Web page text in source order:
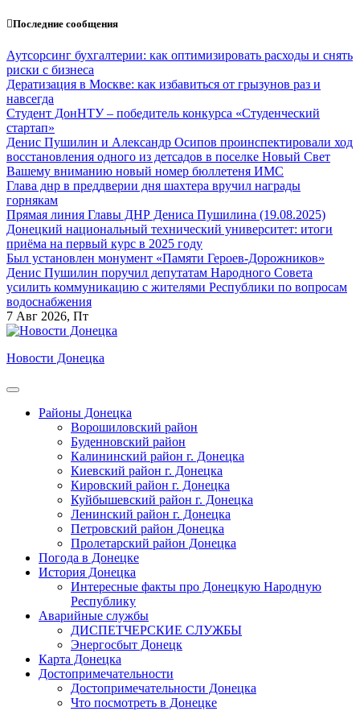
Перейти
содержанию
Последние сообщения
Аутсорсинг бухгалтерии: как оптимизировать расходы и снять
риски с бизнеса
Дератизация в Москве: как избавиться от грызунов раз и
навсегда
Студент ДонНТУ – победитель конкурса «Студенческий
стартап»
Денис Пушилин и Александр Осипов проинспектировали ход
восстановления одного из детсадов в поселке Новый Свет
Вашему вниманию новый номер бюллетеня ИМС
Глава днр в преддверии дня шахтера вручил награды
горнякам
Прямая линия Главы ДНР Дениса Пушилина (19.08.2025)
Донецкий национальный технический университет: итоги
приёма на первый курс в 2025 году
Был установлен монумент «Памяти Героев-Дорожников»
Денис Пушилин поручил депутатам Народного Совета
усилить коммуникацию с жителями Республики по вопросам
водоснабжения
7 Авг 2026, Пт
Новости Донецка
Районы Донецка
Ворошиловский район
Буденновский район
Калининский район г. Донецка
Киевский район г. Донецка
Кировский район г. Донецка
Куйбышевский район г. Донецка
Ленинский район г. Донецка
Петровский район Донецка
Пролетарский район Донецка
Погода в Донецке
История Донецка
Интересные факты про Донецкую Народную
Республику
Аварийные службы
ДИСПЕТЧЕРСКИЕ СЛУЖБЫ
Энергосбыт Донецк
Карта Донецка
Достопримечательности
Достопримечательности Донецка
Что посмотреть в Донецке